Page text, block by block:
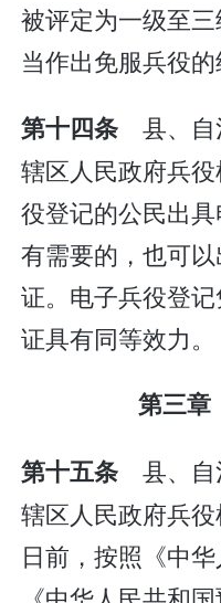
被评定为一级至
当作出免服兵役的
第十四条县、
辖区人民政府兵
役登记的公民出
有需要的，也可
证。电子兵役登
证具有同等效力。
第三
第十五条县、
辖区人民政府兵
日前，按照《中华